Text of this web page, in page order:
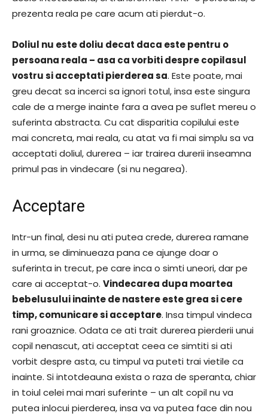
prezenta reala pe care acum ati pierdut-o.
Doliul nu este doliu decat daca este pentru o
persoana reala – asa ca vorbiti despre copilasul
vostru si acceptati pierderea sa. Este poate, mai
greu decat sa incerci sa ignori totul, insa este singura
cale de a merge inainte fara a avea pe suflet mereu o
suferinta abstracta. Cu cat disparitia copilului este
mai concreta, mai reala, cu atat va fi mai simplu sa va
acceptati doliul, durerea – iar trairea durerii inseamna
primul pas in vindecare (si nu negarea).
Acceptare
Intr-un final, desi nu ati putea crede, durerea ramane
in urma, se diminueaza pana ce ajunge doar o
suferinta in trecut, pe care inca o simti uneori, dar pe
care ai acceptat-o. Vindecarea dupa moartea
bebelusului inainte de nastere este grea si cere
timp, comunicare si acceptare. Insa timpul vindeca
rani groaznice. Odata ce ati trait durerea pierderii unui
copil nenascut, ati acceptat ceea ce simtiti si ati
vorbit despre asta, cu timpul va puteti trai vietile ca
inainte. Si intotdeauna exista o raza de speranta, chiar
in toiul celei mai mari suferinte – un alt copil nu va
putea inlocui pierderea, insa va va putea face din nou